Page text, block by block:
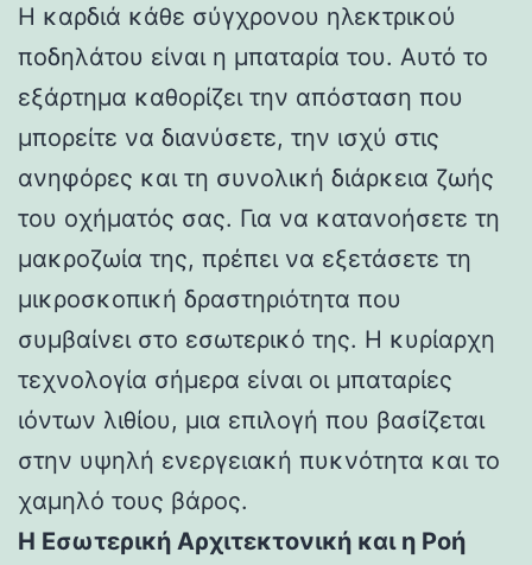
Η καρδιά κάθε σύγχρονου ηλεκτρικού
ποδηλάτου είναι η μπαταρία του. Αυτό το
εξάρτημα καθορίζει την απόσταση που
μπορείτε να διανύσετε, την ισχύ στις
ανηφόρες και τη συνολική διάρκεια ζωής
του οχήματός σας. Για να κατανοήσετε τη
μακροζωία της, πρέπει να εξετάσετε τη
μικροσκοπική δραστηριότητα που
συμβαίνει στο εσωτερικό της. Η κυρίαρχη
τεχνολογία σήμερα είναι οι μπαταρίες
ιόντων λιθίου, μια επιλογή που βασίζεται
στην υψηλή ενεργειακή πυκνότητα και το
χαμηλό τους βάρος.
Η Εσωτερική Αρχιτεκτονική και η Ροή